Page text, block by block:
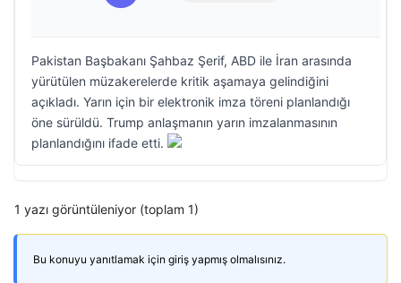
Pakistan Başbakanı Şahbaz Şerif, ABD ile İran arasında
yürütülen müzakerelerde kritik aşamaya gelindiğini
açıkladı. Yarın için bir elektronik imza töreni planlandığı
öne sürüldü. Trump anlaşmanın yarın imzalanmasının
planlandığını ifade etti.
1 yazı görüntüleniyor (toplam 1)
Bu konuyu yanıtlamak için giriş yapmış olmalısınız.